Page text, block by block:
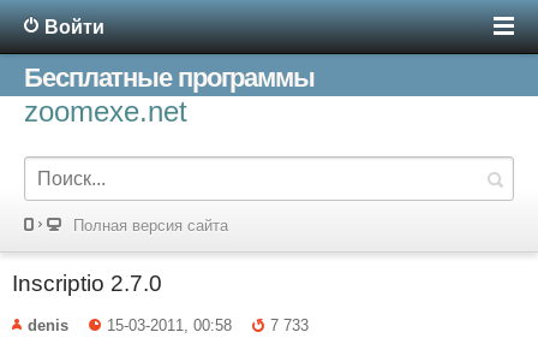
Войти
Бесплатные программы
zoomexe.net
Полная версия сайта
Inscriptio 2.7.0
denis 15-03-2011, 00:58
7 733